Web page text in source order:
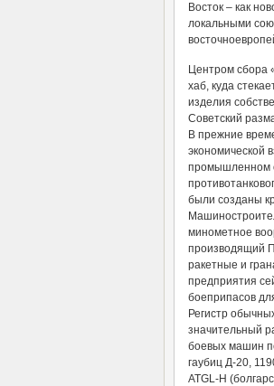
Восток – как
локальными
Центром сбора
хаб, куда
изделия
Советский
В прежние
экономической
промышленном
были созданы
минометное
производящий
ракетные и
предприятия
боеприпасов
Регистр
значительный
боевых машин
гаубиц Д-20,
ATGL-Н